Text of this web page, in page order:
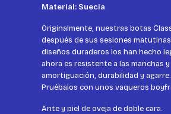
Material: Suecia
Originalmente, nuestras botas
después de sus sesiones
diseños duraderos los han hecho
ahora es resistente a las manchas
amortiguación, durabilidad y
Pruébalos con unos vaqueros
Ante y piel de oveja de doble cara.